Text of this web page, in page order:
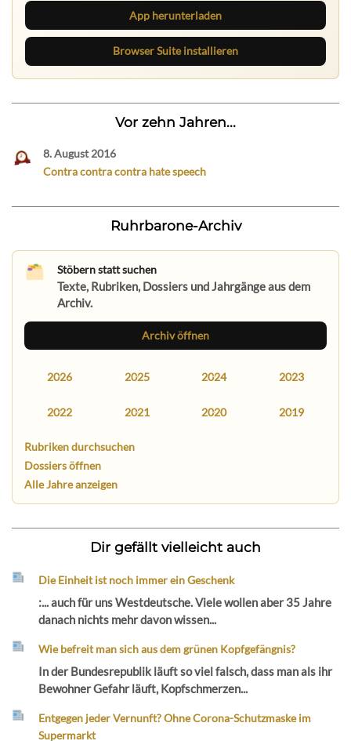
App herunterladen
Browser Suite installieren
Vor zehn Jahren...
8. August 2016
Contra contra contra hate speech
Ruhrbarone-Archiv
Stöbern statt suchen
Texte, Rubriken, Dossiers und Jahrgänge aus dem
Archiv.
Archiv öffnen
2026 2025 2024 2023
2022 2021 2020 2019
Rubriken durchsuchen
Dossiers öffnen
Alle Jahre anzeigen
Dir gefällt vielleicht auch
Die Einheit ist noch immer ein Geschenk
:... auch für uns Westdeutsche. Viele wollen aber 35 Jahre
danach nichts mehr davon wissen...
Wie befreit man sich aus dem grünen Kopfgefängnis?
In der Bundesrepublik läuft so viel falsch, dass man als ihr
Bewohner Gefahr läuft, Kopfschmerzen...
Entgegen jeder Vernunft? Ohne Corona-Schutzmaske im
Supermarkt